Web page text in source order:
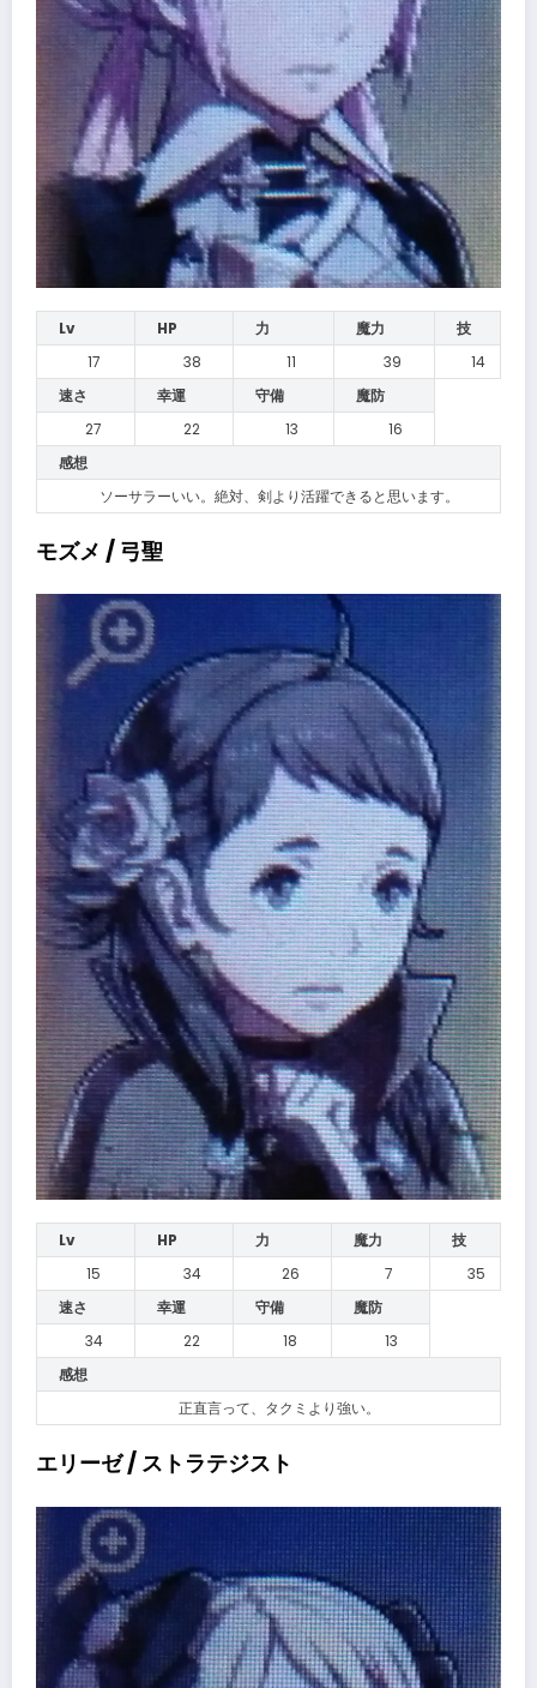
Lv HP 力 魔力
技
17
38 11 39
14
速さ
幸運 守備
魔防
27
22 13
16
感想
ソーサラーいい。絶対、剣より活躍できると思います。
モズメ / 弓聖
Lv HP 力 魔力
技
15
34 26 7
35
速さ
幸運 守備
魔防
34
22 18
13
感想
正直言って、タクミより強い。
エリーゼ / ストラテジスト